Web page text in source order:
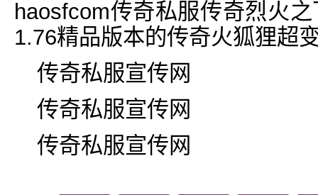
haosfcom传奇私服传奇烈火
1.76精品版本的传奇火狐狸超
传奇私服宣传网
传奇私服宣传网
传奇私服宣传网